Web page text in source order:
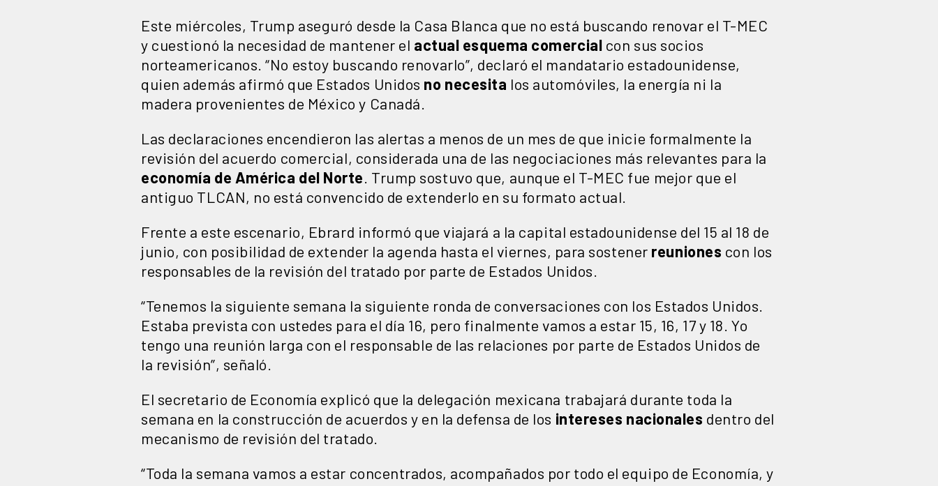
Este miércoles, Trump aseguró desde la Casa Blanca que no está buscando renovar el T-MEC
y cuestionó la necesidad de mantener el actual esquema comercial con sus socios
norteamericanos. “No estoy buscando renovarlo”, declaró el mandatario estadounidense,
quien además afirmó que Estados Unidos no necesita los automóviles, la energía ni la
madera provenientes de México y Canadá.
Las declaraciones encendieron las alertas a menos de un mes de que inicie formalmente la
revisión del acuerdo comercial, considerada una de las negociaciones más relevantes para la
economía de América del Norte . Trump sostuvo que, aunque el T-MEC fue mejor que el
antiguo TLCAN, no está convencido de extenderlo en su formato actual.
Frente a este escenario, Ebrard informó que viajará a la capital estadounidense del 15 al 18 de
junio, con posibilidad de extender la agenda hasta el viernes, para sostener reuniones con los
responsables de la revisión del tratado por parte de Estados Unidos.
“Tenemos la siguiente semana la siguiente ronda de conversaciones con los Estados Unidos.
Estaba prevista con ustedes para el día 16, pero finalmente vamos a estar 15, 16, 17 y 18. Yo
tengo una reunión larga con el responsable de las relaciones por parte de Estados Unidos de
la revisión”, señaló.
El secretario de Economía explicó que la delegación mexicana trabajará durante toda la
semana en la construcción de acuerdos y en la defensa de los intereses nacionales dentro del
mecanismo de revisión del tratado.
“Toda la semana vamos a estar concentrados, acompañados por todo el equipo de Economía, y